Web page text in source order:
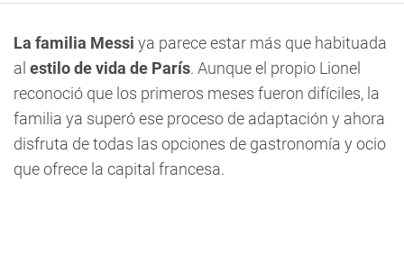
La familia Messi ya parece estar más que habituada
al estilo de vida de París. Aunque el propio Lionel
reconoció que los primeros meses fueron difíciles, la
familia ya superó ese proceso de adaptación y ahora
disfruta de todas las opciones de gastronomía y ocio
que ofrece la capital francesa.